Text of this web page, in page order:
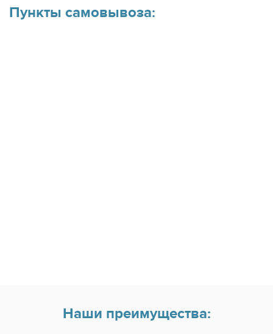
Пункты самовывоза:
Наши преимущества: